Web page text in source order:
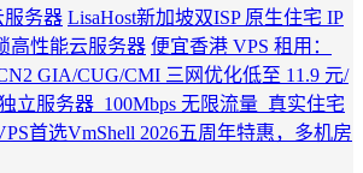
服务器 LisaHost新加坡双ISP 原生住宅 IP
高性能云服务器 便宜香港 VPS 租用：
GIA/CUG/CMI 三网优化低至 11.9 元/
立服务器_100Mbps 无限流量_真实住宅
首选VmShell 2026五周年特惠，多机房